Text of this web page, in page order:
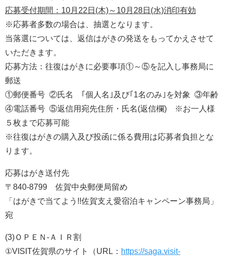
応募受付期間：10月22日(木)～10月28日(水)消印有効
※応募者多数の場合は、抽選となります。
当落選については、返信はがきの発送をもってかえさせて
いただきます。
応募方法：往復はがきに必要事項①～⑤を記入し事務局に
郵送
①郵便番号 ②氏名 ｢個人名｣及び｢1名のみ｣を対象 ③年齢
④電話番号 ⑤返信用宛先住所・氏名(返信欄) ※お一人様
５枚まで応募可能
※往復はがきの購入及び投函に係る費用は応募者負担とな
ります。
応募はがき送付先
〒840-8799 佐賀中央郵便局留め
「はがきで当てよう!!佐賀支え愛宿泊キャンペーン事務局」
宛
(3)ＯＰＥＮ-ＡＩＲ割
①VISIT佐賀県のサイト（URL： https://saga.visit-